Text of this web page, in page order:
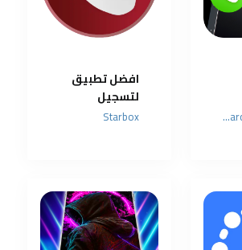
QR & Barcode Scanner
افضل تطبيق
لتسجيل
المكالمات
Starbox